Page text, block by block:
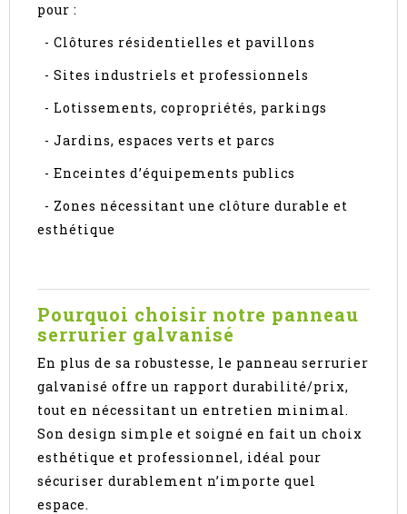
pour :
- Clôtures résidentielles et pavillons
- Sites industriels et professionnels
- Lotissements, copropriétés, parkings
- Jardins, espaces verts et parcs
- Enceintes d’équipements publics
- Zones nécessitant une clôture durable et
esthétique
Pourquoi choisir notre panneau
serrurier galvanisé
En plus de sa robustesse, le panneau serrurier
galvanisé offre un rapport durabilité/prix,
tout en nécessitant un entretien minimal.
Son design simple et soigné en fait un choix
esthétique et professionnel, idéal pour
sécuriser durablement n’importe quel
espace.